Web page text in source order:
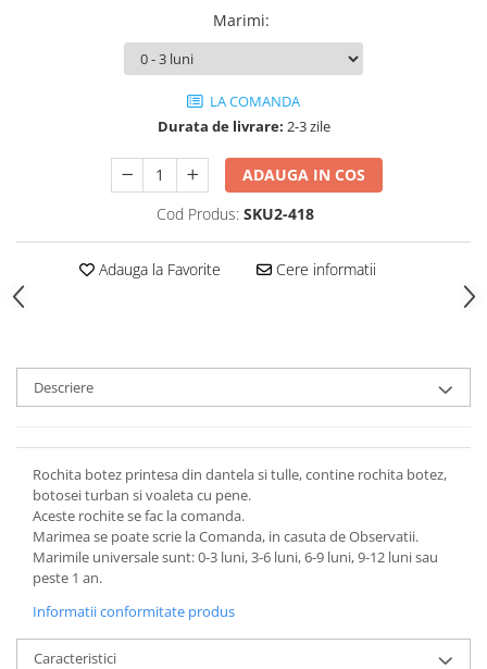
Marimi:
LA COMANDA
Durata de livrare: 2-3 zile
ADAUGA IN COS
Cod Produs: SKU2-418
Adauga la Favorite Cere informatii
Descriere
Rochita botez printesa din dantela si tulle, contine rochita botez,
botosei turban si voaleta cu pene.
Aceste rochite se fac la comanda.
Marimea se poate scrie la Comanda, in casuta de Observatii.
Marimile universale sunt: 0-3 luni, 3-6 luni, 6-9 luni, 9-12 luni sau
peste 1 an.
Informatii conformitate produs
Caracteristici